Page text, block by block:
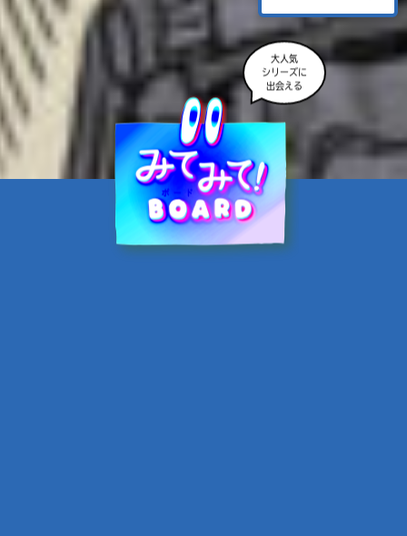
大人気
シリーズに
出会える